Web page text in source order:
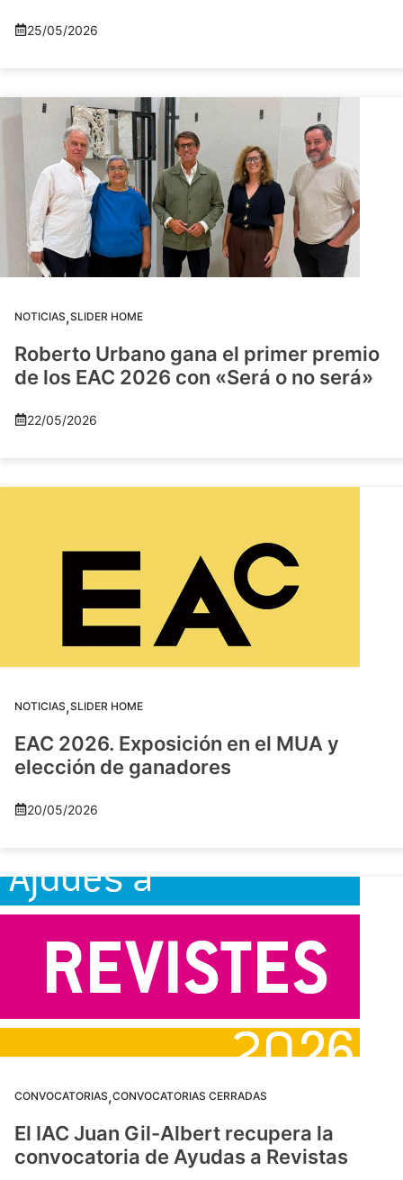
25/05/2026
NOTICIAS,SLIDER HOME
Roberto Urbano gana el primer premio
de los EAC 2026 con «Será o no será»
22/05/2026
NOTICIAS,SLIDER HOME
EAC 2026. Exposición en el MUA y
elección de ganadores
20/05/2026
CONVOCATORIAS,CONVOCATORIAS CERRADAS
El IAC Juan Gil-Albert recupera la
convocatoria de Ayudas a Revistas